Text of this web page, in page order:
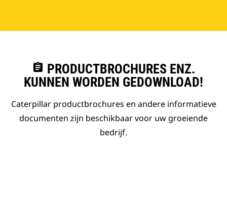
assignment PRODUCTBROCHURES ENZ.
KUNNEN WORDEN GEDOWNLOAD!
Caterpillar productbrochures en andere informatieve
documenten zijn beschikbaar voor uw groeiende
bedrijf.